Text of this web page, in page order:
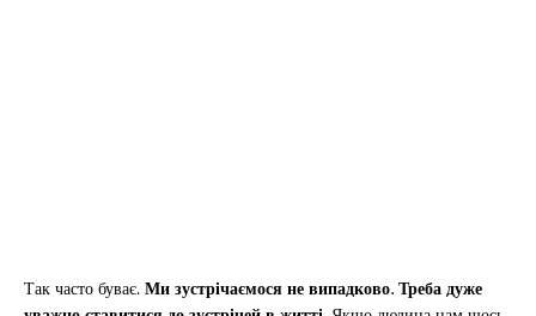
Так часто буває.Ми зустрічаємося не випадково. Треба дуже